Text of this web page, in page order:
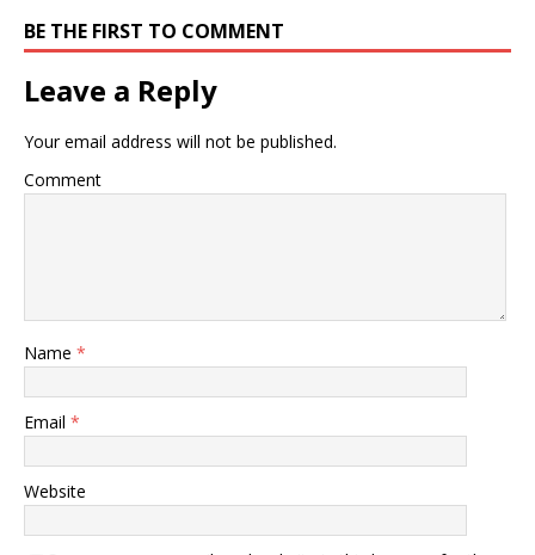
BE THE FIRST TO COMMENT
Leave a Reply
Your email address will not be published.
Comment
Name *
Email *
Website